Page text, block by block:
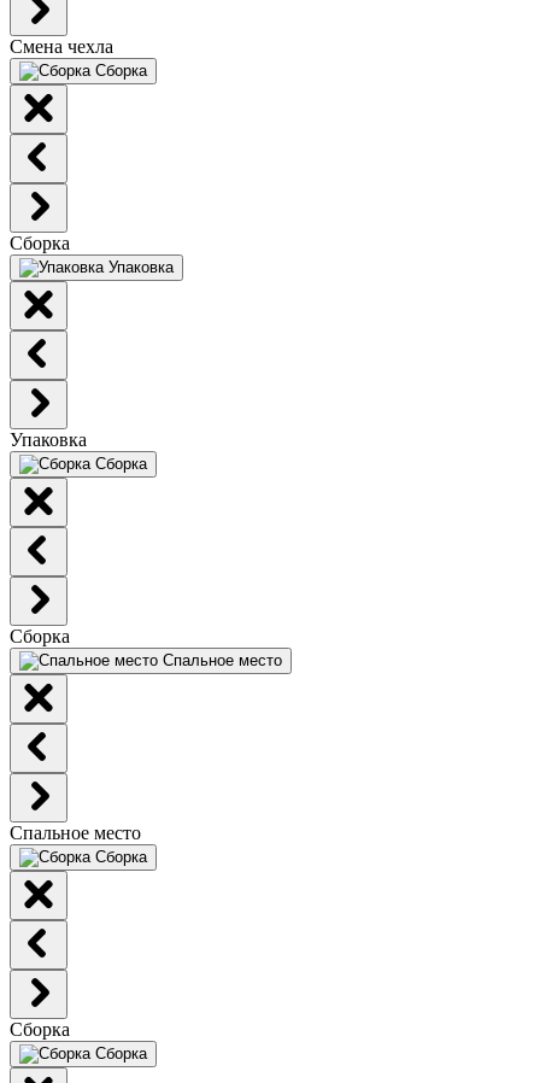
Смена чехла
Сборка
Сборка
Упаковка
Упаковка
Сборка
Сборка
Спальное место
Спальное место
Сборка
Сборка
Сборка